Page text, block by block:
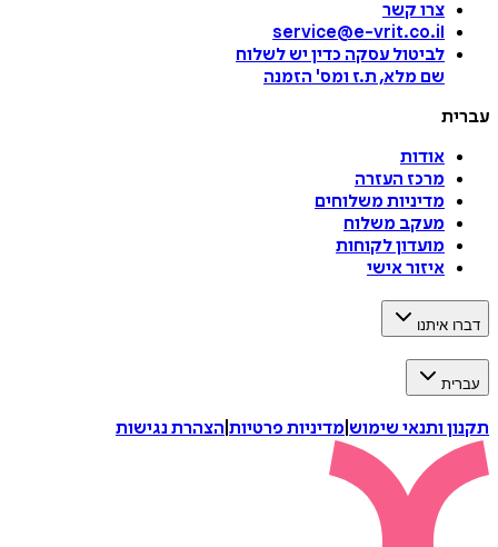
צרו קשר
service@e-vrit.co.il
לביטול עסקה כדין יש לשלוח
שם מלא, ת.ז ומס' הזמנה
עברית
אודות
מרכז העזרה
מדיניות משלוחים
מעקב משלוח
מועדון לקוחות
איזור אישי
דברו איתנו
עברית
תקנון ותנאי שימוש מדיניות פרטיות הצהרת נגישות